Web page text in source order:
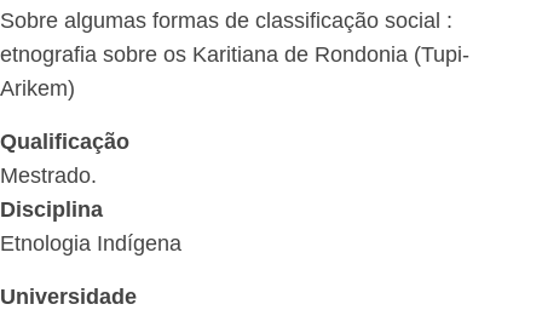
Sobre algumas formas de classificação social :
etnografia sobre os Karitiana de Rondonia (Tupi-
Arikem)
Qualificação
Mestrado.
Disciplina
Etnologia Indígena
Universidade